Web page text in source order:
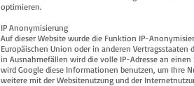
optimieren.
IP Anonymisierung
Auf dieser Website wurde die Funktion IP-
Europäischen Union oder in anderen Vertragsstaaten
in Ausnahmefällen wird die volle IP-Adresse an einen
wird Google diese Informationen benutzen, um Ihre
weitere mit der Websitenutzung und der